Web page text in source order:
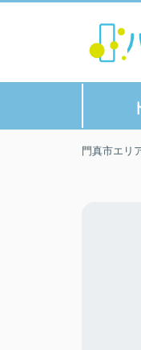
門真市エリ